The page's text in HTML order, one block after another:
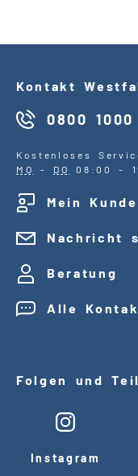
Kontakt
0800 1000
Kostenloses
MO
- DO 08:00 -
Mein
Nachricht
Beratung
Alle
Folgen und
Instagram